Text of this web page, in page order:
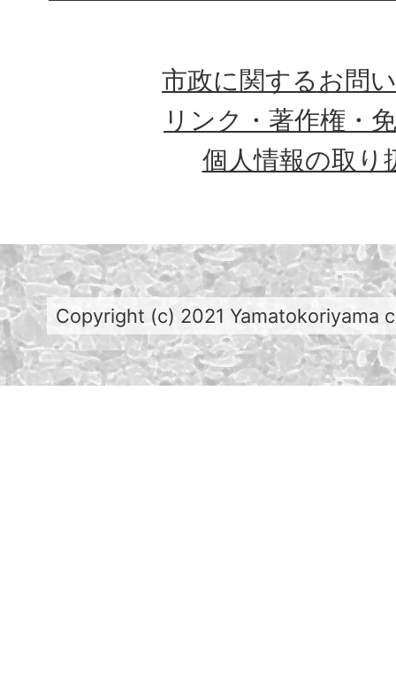
市政に関するお問
リンク・著作権・
個人情報の取り
Copyright (c) 2021 Yamatokoriyama